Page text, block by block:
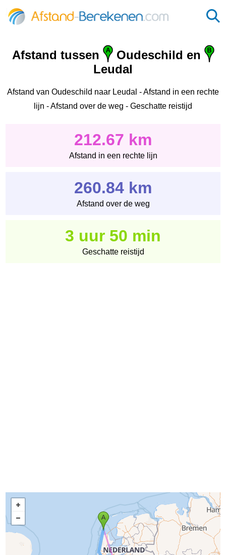
Afstand tussen
Oudeschild en
Leudal‎
Afstand van Oudeschild naar Leudal‎ - Afstand in een rechte
lijn - Afstand over de weg - Geschatte reistijd
212.67 km
Afstand in een rechte lijn
260.84 km
Afstand over de weg
3 uur 50 min
Geschatte reistijd